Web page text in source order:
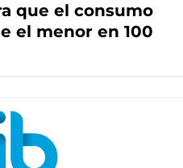
que el consumo
el menor en 100